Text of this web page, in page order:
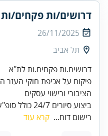
דרושים/ות פקחים/ות
26/11/2025
תל אביב
פיקוח על אכיפת חוקי העזר
ביצוע סיורים 24/7 כולל סופ"ש לפיקוח על חנייה
רישום דוח... קרא עוד